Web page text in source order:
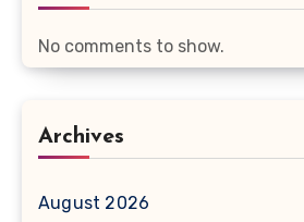
No comments to show.
Archives
August 2026